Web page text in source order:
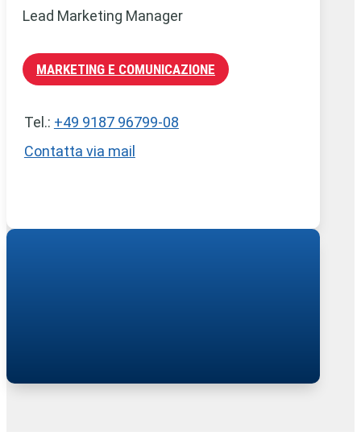
Lead Marketing Manager
MARKETING E COMUNICAZIONE
Tel.: +49 9187 96799-08
Contatta via mail